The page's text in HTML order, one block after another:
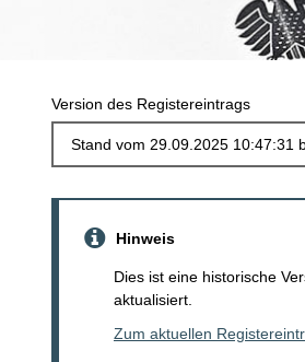
Version des Registereintrags
Hinweis
Dies ist eine historische
aktualisiert.
Zum aktuellen